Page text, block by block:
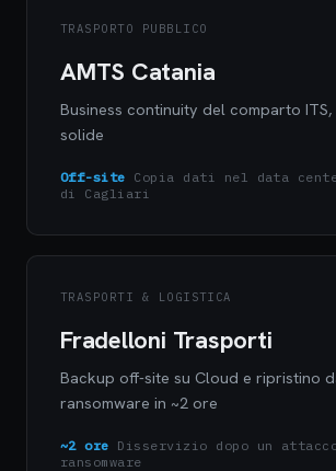
TRASPORTO PUBBLICO
AMTS Catania
Business continuity del comparto ITS,
solide
Off-site Copia dati nel data
di Cagliari
TRASPORTI & LOGISTICA
Fradelloni Trasporti
Backup off-site su Cloud e ripristino
ransomware in ~2 ore
~2 ore Disservizio dopo un
ransomware